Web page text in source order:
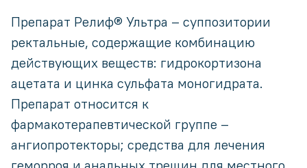
Препарат Релиф® Ультра – суппозитории
ректальные, содержащие комбинацию
действующих веществ: гидрокортизона
ацетата и цинка сульфата моногидрата.
Препарат относится к
фармакотерапевтической группе –
ангиопротекторы; средства для лечения